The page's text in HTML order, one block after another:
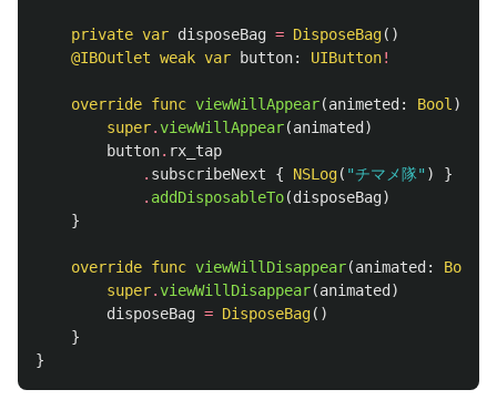
private var disposeBag = DisposeBag()
@IBOutlet weak var button: UIButton!
override func viewWillAppear(animeted : Bool )
super.viewWillAppear(animated )
button. rx_tap
. subscribeNext { NSLog( "チマメ隊" )
}
. addDisposableTo(disposeBag)
}
override func viewWillDisappear(animated : Bool
super.viewWillDisappear(animated )
disposeBag = DisposeBag()
}
}